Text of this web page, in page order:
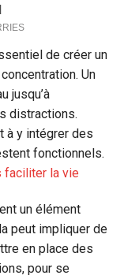
de créer un
Un
jusqu’à
distractions.
à y intégrer des
fonctionnels.
faciliter la vie
un élément
peut impliquer de
en place des
pour se